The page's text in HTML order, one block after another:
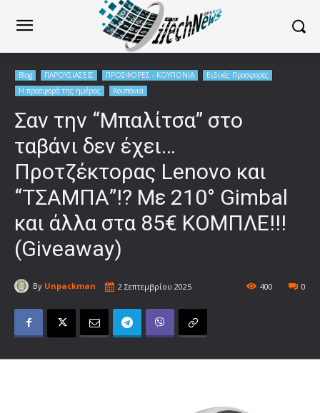
Blog ΠΑΡΟΥΣΙΑΣΕΙΣ ΠΡΟΣΦΟΡΕΣ - ΚΟΥΠΟΝΙΑ
Ειδικές Προσφορές
Η προσφορά της ημέρας
Κουπόνια
Σαν την “Μπαλίτσα” στο
ταβάνι δεν έχει…
Προτζέκτορας Lenovo και
“ΤΣΑΜΠΑ”!? Mε 210° Gimbal
και άλλα στα 85€ ΚΟΜΠΛΕ!!!
(Giveaway)
By Unpackman 2 Σεπτεμβρίου 2025 0
400